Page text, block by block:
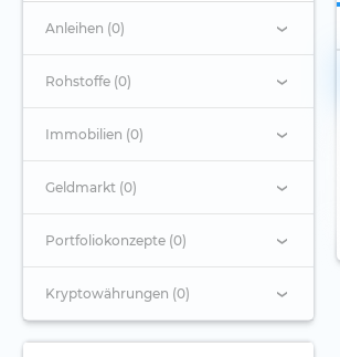
Anleihen (0)
Rohstoffe (0)
Immobilien (0)
Geldmarkt (0)
Portfoliokonzepte (0)
Kryptowährungen (0)